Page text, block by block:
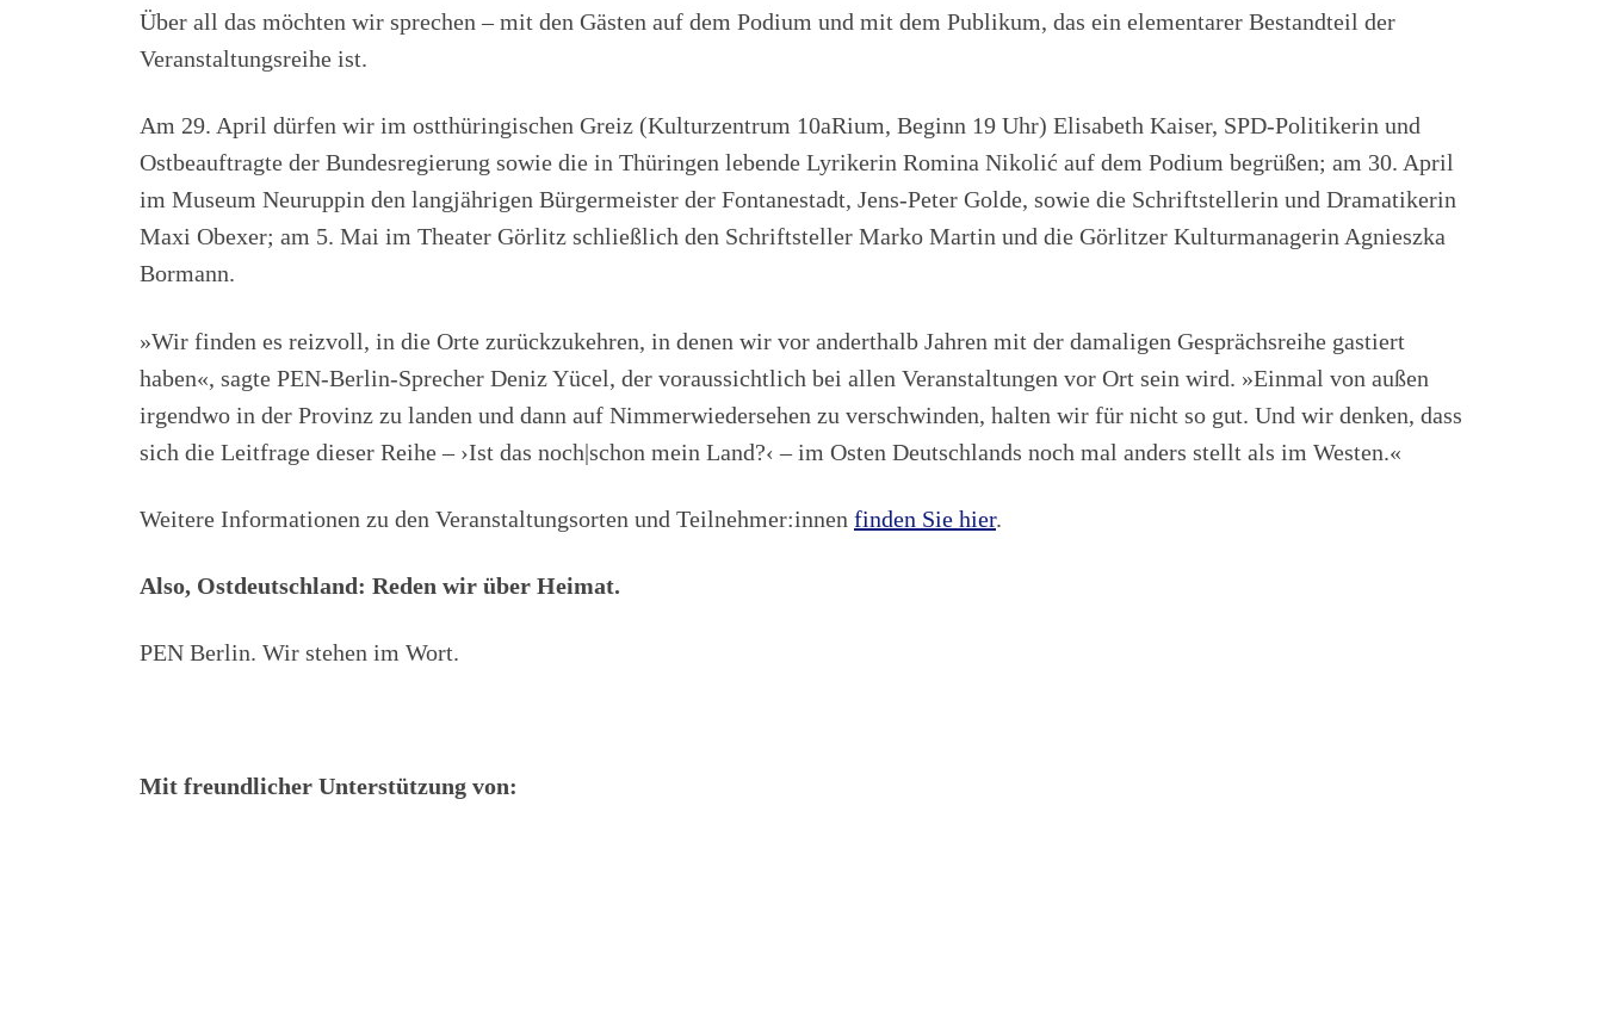
Über all das möchten wir sprechen – mit den Gästen auf dem Podium und mit dem Publikum, das ein elementarer Bestandteil der
Veranstaltungsreihe ist.
Am 29. April dürfen wir im ostthüringischen Greiz (Kulturzentrum 10aRium, Beginn 19 Uhr) Elisabeth Kaiser, SPD-Politikerin und
Ostbeauftragte der Bundesregierung sowie die in Thüringen lebende Lyrikerin Romina Nikolić auf dem Podium begrüßen; am 30. April
im Museum Neuruppin den langjährigen Bürgermeister der Fontanestadt, Jens-Peter Golde, sowie die Schriftstellerin und Dramatikerin
Maxi Obexer; am 5. Mai im Theater Görlitz schließlich den Schriftsteller Marko Martin und die Görlitzer Kulturmanagerin Agnieszka
Bormann.
»Wir finden es reizvoll, in die Orte zurückzukehren, in denen wir vor anderthalb Jahren mit der damaligen Gesprächsreihe gastiert
haben«, sagte PEN-Berlin-Sprecher Deniz Yücel, der voraussichtlich bei allen Veranstaltungen vor Ort sein wird. »Einmal von außen
irgendwo in der Provinz zu landen und dann auf Nimmerwiedersehen zu verschwinden, halten wir für nicht so gut. Und wir denken, dass
sich die Leitfrage dieser Reihe – ›Ist das noch|schon mein Land?‹ – im Osten Deutschlands noch mal anders stellt als im Westen.«
Weitere Informationen zu den Veranstaltungsorten und Teilnehmer:innen finden Sie hier.
Also, Ostdeutschland: Reden wir über Heimat.
PEN Berlin. Wir stehen im Wort.
Mit freundlicher Unterstützung von: